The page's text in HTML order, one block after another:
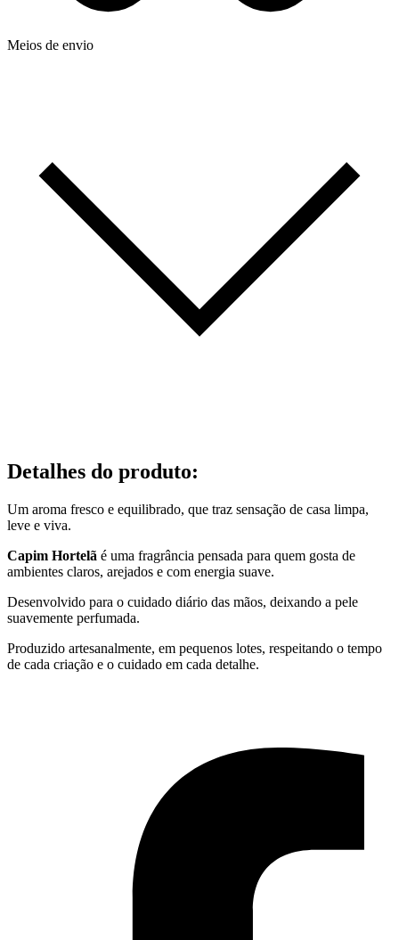
Meios de envio
Detalhes do produto:
Um aroma fresco e equilibrado, que traz sensação de casa limpa,
leve e viva.
Capim Hortelã é uma fragrância pensada para quem gosta de
ambientes claros, arejados e com energia suave.
Desenvolvido para o cuidado diário das mãos, deixando a pele
suavemente perfumada.
Produzido artesanalmente, em pequenos lotes, respeitando o tempo
de cada criação e o cuidado em cada detalhe.